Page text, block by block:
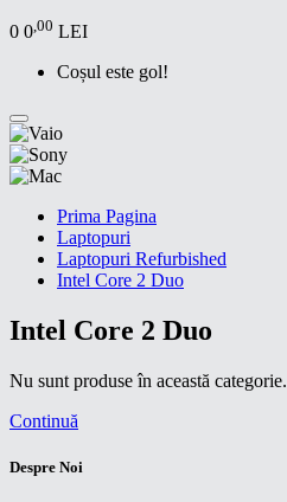
0 0,00 LEI
Coșul este gol!
Prima Pagina
Laptopuri
Laptopuri Refurbished
Intel Core 2 Duo
Intel Core 2 Duo
Nu sunt produse în această categorie.
Continuă
Despre Noi